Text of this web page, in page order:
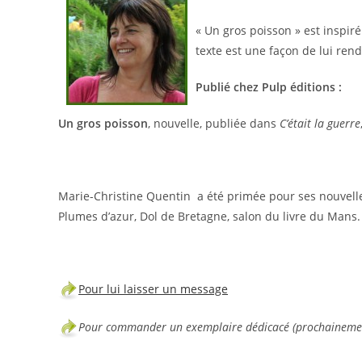
« Un gros poisson » est
texte est une façon de lui
Publié chez Pulp éditions :
Un gros poisson, nouvelle, publiée dans C’était la guerre
Marie-Christine Quentin a été primée pour ses
Plumes d’azur, Dol de Bretagne, salon du livre du Mans.
Pour lui laisser un message
Pour commander un exemplaire dédicacé